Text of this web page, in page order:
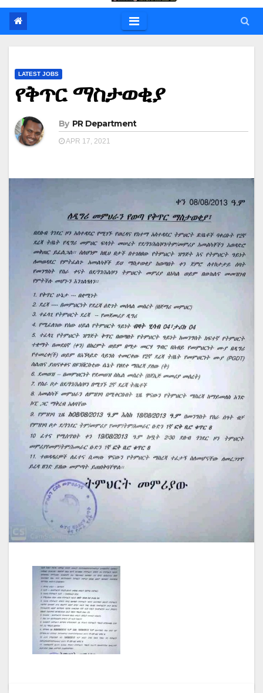
LATEST JOBS
የቅጥር ማስታወቂያ
By PR Department
APR 17, 2021